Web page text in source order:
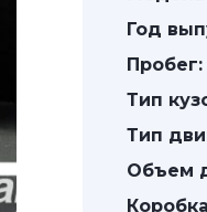
Год
Пробег:
Тип
Тип
Объем